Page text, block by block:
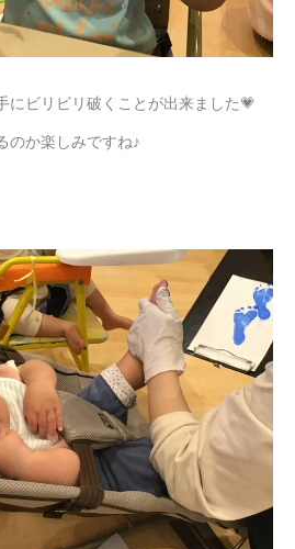
にビリビリ破くことが出来ました💗
のか楽しみですね♪